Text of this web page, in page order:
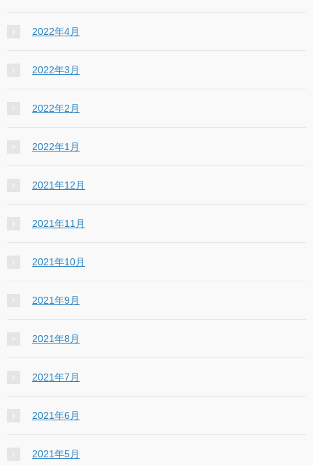
2022年4月
2022年3月
2022年2月
2022年1月
2021年12月
2021年11月
2021年10月
2021年9月
2021年8月
2021年7月
2021年6月
2021年5月